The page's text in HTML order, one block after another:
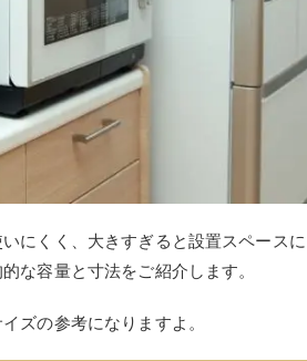
ズの参考になりますよ。
らしは20L未満、3～4人は25～30L、4
基本的には家族の人数に合った容量で
合は、大きめの電子レンジがおすすめ
など大きいものを温めたい人は、開口